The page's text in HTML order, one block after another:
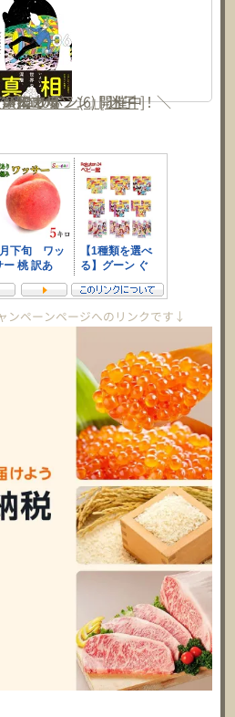
ニッポン(6) [ 迷子 ]
Amazon
楽天市場
メルカリ
物マラソン』開催中！＼
ペーンページへのリンクです↓